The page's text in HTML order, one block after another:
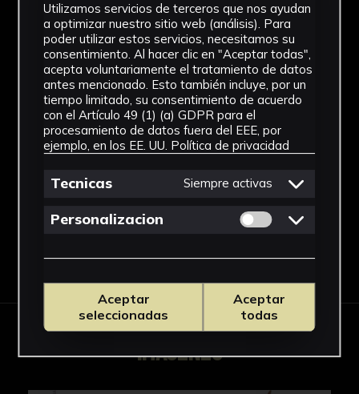
Fondo Herbario
Género
Laurus
Familia
Lauraceae
Descargar Ficha
IMÁGENES
Utilizamos servicios de terceros que nos ayudan
a optimizar nuestro sitio web (análisis). Para
poder utilizar estos servicios, necesitamos su
consentimiento. Al hacer clic en "Aceptar todas",
acepta voluntariamente el tratamiento de datos
antes mencionado. Esto también incluye, por un
tiempo limitado, su consentimiento de acuerdo
con el Artículo 49 (1) (a) GDPR para el
procesamiento de datos fuera del EEE, por
ejemplo, en los EE. UU. Política de privacidad
Tecnicas Siempre activas
Personalizacion Permitir cookies
Aceptar
seleccionadas
Aceptar
todas